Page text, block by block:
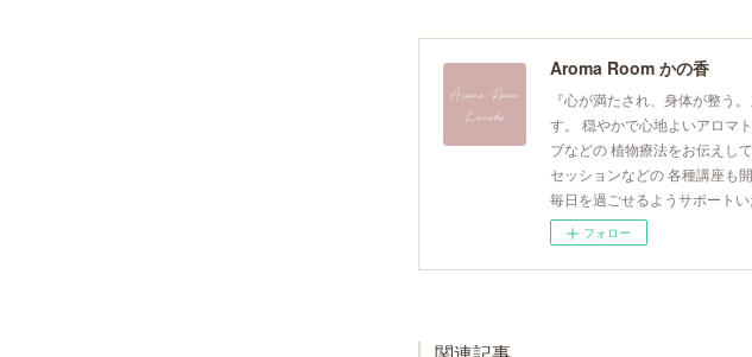
Aroma Room かの香
『心が満たされ、身体が整う
す。 穏やかで心地よいアロマ
ブなどの 植物療法をお伝えし
セッションなどの 各種講座も
毎日を過ごせるようサポートい
フォロー